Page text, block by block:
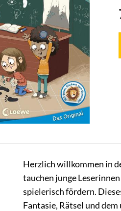
Herzlich willkommen in
tauchen junge
spielerisch fördern.
Fantasie, Rätsel und